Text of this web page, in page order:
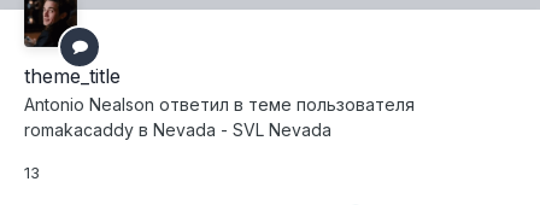
theme_title
Antonio Nealson ответил в теме пользователя
romakacaddy в Nevada - SVL Nevada
13